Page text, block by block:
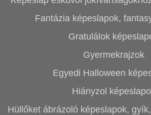
Fantázia képeslapok,
Gratulálok
Gyermekrajzok
Egyedi Halloween
Hiányzol
Hüllőket ábrázoló képeslapok,